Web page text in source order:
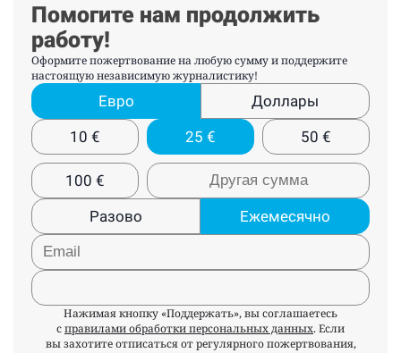
Помогите нам продолжить
работу!
Оформите пожертвование на любую сумму и поддержите
настоящую независимую журналистику!
Евро
Доллары
10 € 25 € 50 €
100 €
Разово
Ежемесячно
Нажимая кнопку «Поддержать», вы соглашаетесь
справилами обработки персональных данных. Если
вы захотите отписаться от регулярного пожертвования,